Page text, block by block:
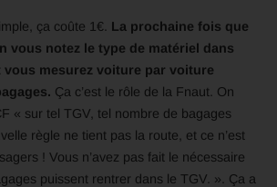
ça coûte 1€. La prochaine fois que
vous notez le type de matériel dans
vous mesurez voiture par voiture
Ça c’est le rôle de la Fnaut. On
« sur tel TGV, tel nombre de bagages
règle ne tient pas la route, et ce n’est
! Vous n’avez pas fait le nécessaire
puissent rentrer dans le TGV. ». Ça a